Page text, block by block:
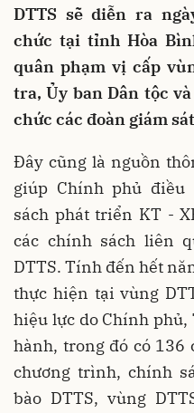
DTTS sẽ diễn ra
chức tại tỉnh Hòa
quân phạm vị cấp
tra, Ủy ban Dân tộc
chức các đoàn giám
Đây cũng là nguồn
giúp Chính phủ điều
sách phát triển KT -
các chính sách liên
DTTS. Tính đến hết
thực hiện tại vùng
hiệu lực do Chính
hành, trong đó có 136
chương trình, chính
bào DTTS, vùng